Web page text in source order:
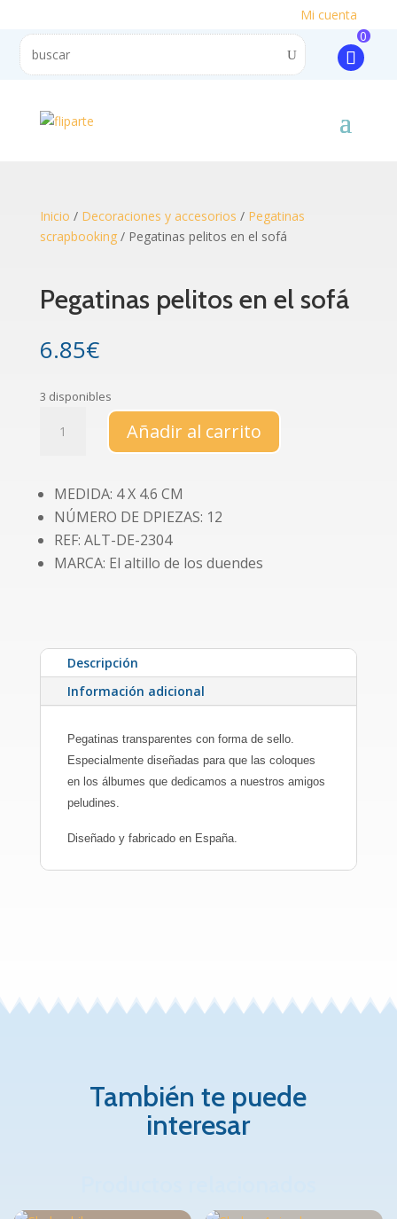
Mi cuenta
0
Inicio / Decoraciones y accesorios / Pegatinas
scrapbooking/ Pegatinas pelitos en el sofá
Pegatinas pelitos en el sofá
6.85€
3 disponibles
pelitos
sofá
cantidad
Añadir al carrito
MEDIDA: 4 X 4.6 CM
NÚMERO DE DPIEZAS: 12
REF: ALT-DE-2304
MARCA: El altillo de los duendes
Descripción
Información adicional
Pegatinas transparentes con forma de sello.
Especialmente diseñadas para que las coloques
en los álbumes que dedicamos a nuestros amigos
peludines.
Diseñado y fabricado en España.
También te puede
interesar